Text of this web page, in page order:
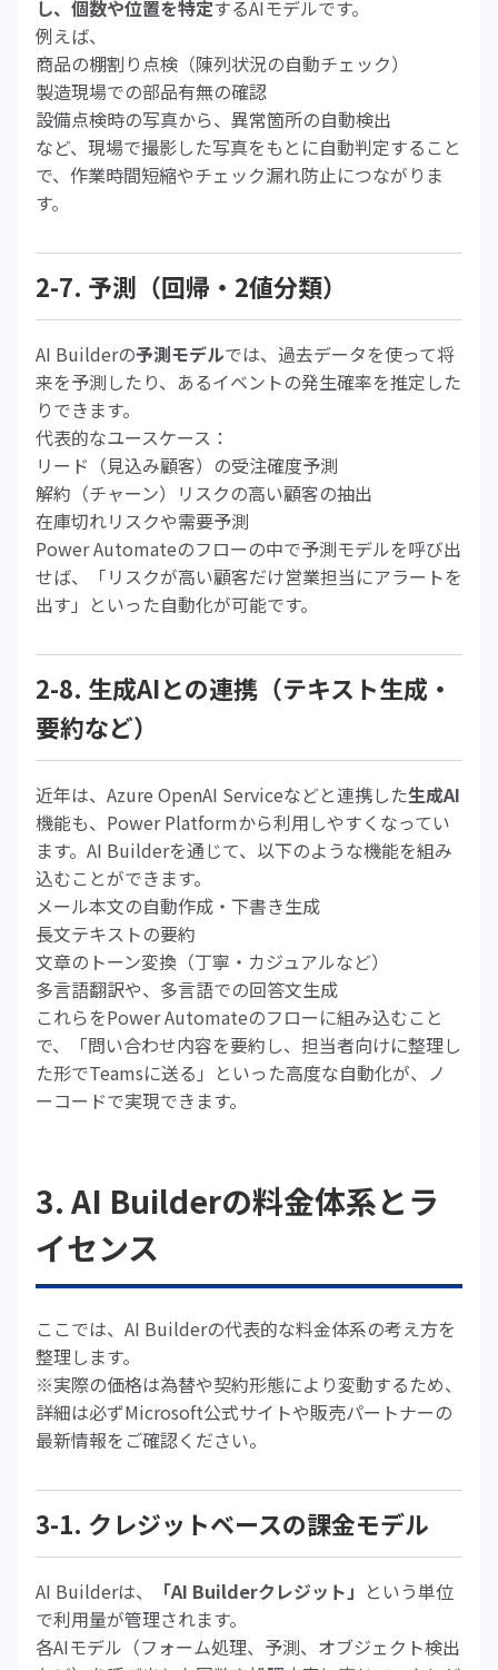
し、個数や位置を特定するAIモデルです。
例えば、
商品の棚割り点検（陳列状況の自動チェック）
製造現場での部品有無の確認
設備点検時の写真から、異常箇所の自動検出
など、現場で撮影した写真をもとに自動判定すること
で、作業時間短縮やチェック漏れ防止につながりま
す。
2-7. 予測（回帰・2値分類）
AI Builderの予測モデルでは、過去データを使って将
来を予測したり、あるイベントの発生確率を推定した
りできます。
代表的なユースケース：
リード（見込み顧客）の受注確度予測
解約（チャーン）リスクの高い顧客の抽出
在庫切れリスクや需要予測
Power Automateのフローの中で予測モデルを呼び出
せば、「リスクが高い顧客だけ営業担当にアラートを
出す」といった自動化が可能です。
2-8. 生成AIとの連携（テキスト生成・
要約など）
近年は、Azure OpenAI Serviceなどと連携した生成AI
機能も、Power Platformから利用しやすくなってい
ます。AI Builderを通じて、以下のような機能を組み
込むことができます。
メール本文の自動作成・下書き生成
長文テキストの要約
文章のトーン変換（丁寧・カジュアルなど）
多言語翻訳や、多言語での回答文生成
これらをPower Automateのフローに組み込むこと
で、「問い合わせ内容を要約し、担当者向けに整理し
た形でTeamsに送る」といった高度な自動化が、ノ
ーコードで実現できます。
3. AI Builderの料金体系とラ
イセンス
ここでは、AI Builderの代表的な料金体系の考え方を
整理します。
※実際の価格は為替や契約形態により変動するため、
詳細は必ずMicrosoft公式サイトや販売パートナーの
最新情報をご確認ください。
3-1. クレジットベースの課金モデル
AI Builderは、 「AI Builderクレジット」 という単位
で利用量が管理されます。
各AIモデル（フォーム処理、予測、オブジェクト検出